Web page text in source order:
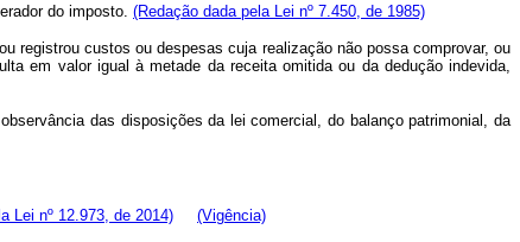
do imposto. (Redação dada pela Lei nº 7.450, de 1985)
registrou custos ou despesas cuja realização não possa comprovar, ou
em valor igual à metade da receita omitida ou da dedução indevida,
das disposições da lei comercial, do balanço patrimonial, da
Lei nº 12.973, de 2014) (Vigência)